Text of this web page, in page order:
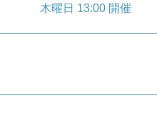
​木曜日 13:00 開催